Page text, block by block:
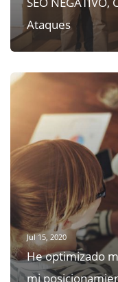
Jul 15, 2020
He optimizado
mi